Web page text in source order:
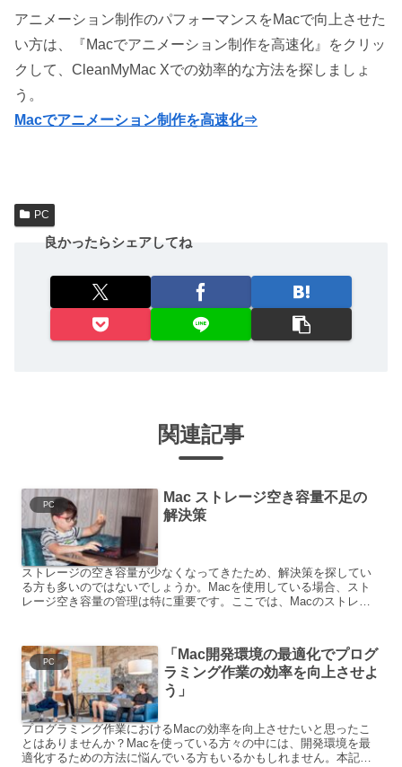
アニメーション制作のパフォーマンスをMacで向上させた
い方は、『Macでアニメーション制作を高速化』をクリッ
クして、CleanMyMac Xでの効率的な方法を探しましょ
う。
Macでアニメーション制作を高速化⇒
PC
良かったらシェアしてね
関連記事
PC
Mac ストレージ空き容量不足の
解決策
ストレージの空き容量が少なくなってきたため、解決策を探してい
る方も多いのではないでしょうか。Macを使用している場合、スト
レージ空き容量の管理は特に重要です。ここでは、Macのストレー
PC
「Mac開発環境の最適化でプログ
ラミング作業の効率を向上させよ
う」
プログラミング作業におけるMacの効率を向上させたいと思ったこ
とはありませんか？Macを使っている方々の中には、開発環境を最
適化するための方法に悩んでいる方もいるかもしれません。本記事